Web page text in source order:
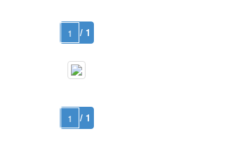
/ 1
/ 1